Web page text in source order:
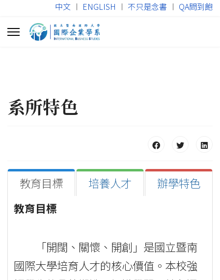
中文 ︱ ENGLISH ︱ 不只是念書 ︱ QA問到飽
系所特色
教育目標 培養人才 辦學特色
教育目標
「開闊、關懷、開創」是國立暨南
國際大學培育人才的核心價值。本校強